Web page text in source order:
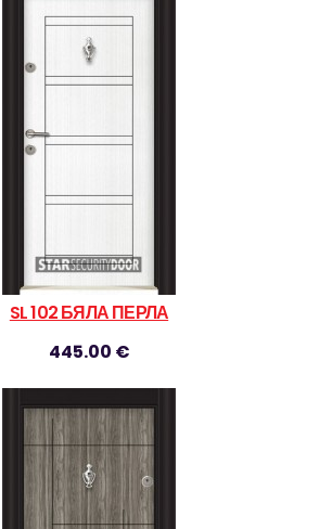
SL 102 БЯЛА ПЕРЛА
445.00 €